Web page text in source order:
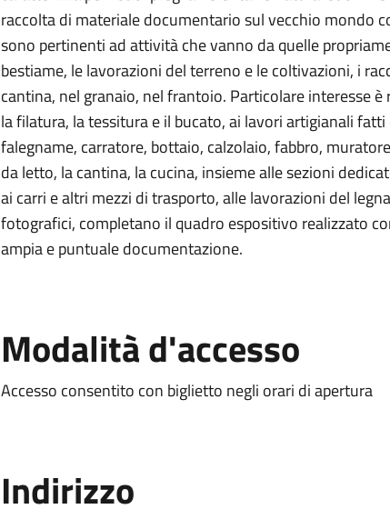
raccolta di materiale documentario sul vecchio mondo
sono pertinenti ad attività che vanno da quelle
bestiame, le lavorazioni del terreno e le coltivazioni, i
cantina, nel granaio, nel frantoio. Particolare interesse
la filatura, la tessitura e il bucato, ai lavori artigianali
falegname, carratore, bottaio, calzolaio, fabbro,
da letto, la cantina, la cucina, insieme alle sezioni
ai carri e altri mezzi di trasporto, alle lavorazioni del
fotografici, completano il quadro espositivo realizzato
ampia e puntuale documentazione.
Modalità d'accesso
Accesso consentito con biglietto negli orari di apertura
Indirizzo